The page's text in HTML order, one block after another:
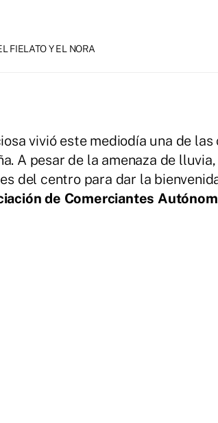
FIELATO Y EL NORA
vivió este mediodía una de
A pesar de la amenaza de
del centro para dar la
de Comerciantes